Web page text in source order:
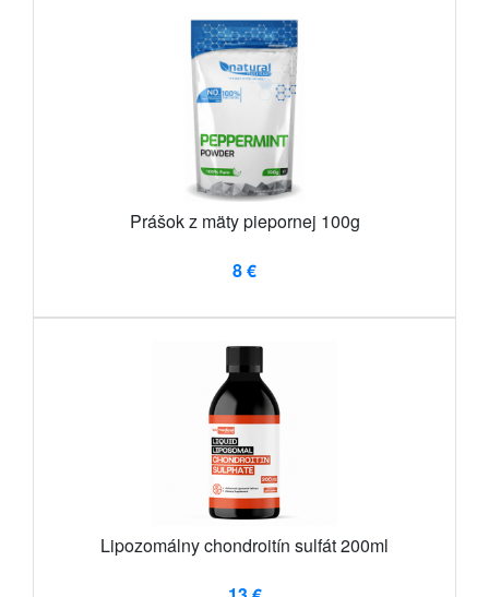
Prášok z mäty piepornej 100g
8 €
Lipozomálny chondroitín sulfát 200ml